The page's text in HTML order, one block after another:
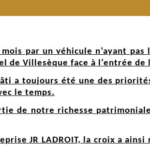
par un véhicule n’ayant
de Villesèque face à l’entrée
a toujours été une des
le temps.
de notre richesse
JR LADROIT, la croix a